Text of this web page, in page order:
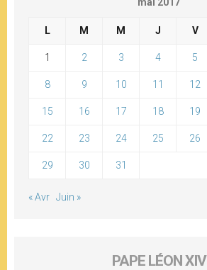
L M M J V
1 2 3 4 5
8 9 10 11 12
15 16 17 18 19
22 23 24 25 26
29 30 31
« Avr Juin »
PAPE LÉON XIV